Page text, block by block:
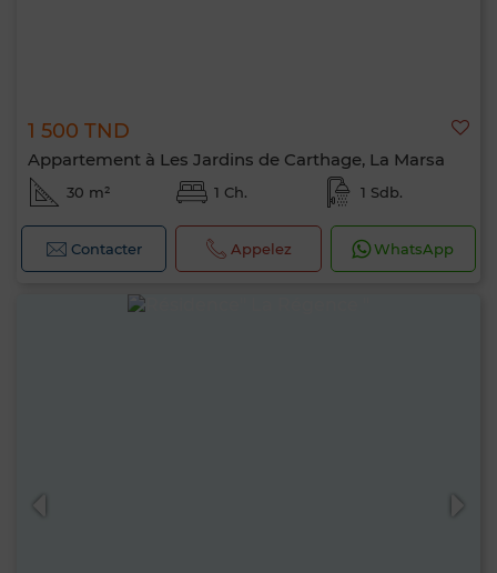
1 500 TND
Appartement à Les Jardins de Carthage, La Marsa
30 m² 1 Ch. 1 Sdb.
Contacter Appelez WhatsApp